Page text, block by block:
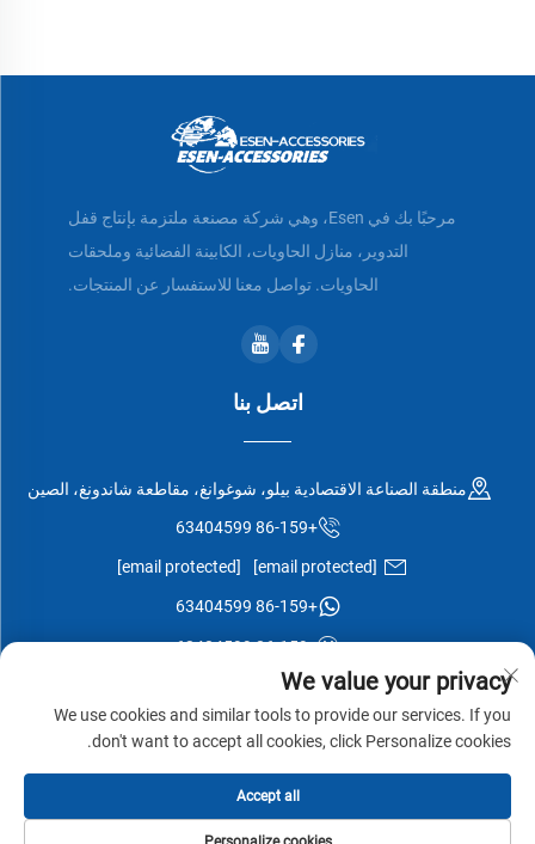
مرحبًا بك في Esen، وهي شركة مصنعة ملتزمة بإنتاج قفل
التدوير، منازل الحاويات، الكابينة الفضائية وملحقات
الحاويات. تواصل معنا للاستفسار عن المنتجات.
اتصل بنا
منطقة الصناعة الاقتصادية بيلو، شوغوانغ، مقاطعة شاندونغ، الصين
+86-159 63404599
[email protected]
[email protected]
+86-159 63404599
+86-159 63404599
الخصوصية -المدونة
We value your privacy
We use cookies and similar tools to provide our services. If you
don't want to accept all cookies, click Personalize cookies.
Accept all